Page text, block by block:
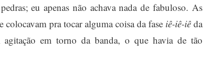
eu apenas não achava nada de fabuloso. As
e colocavam pra tocar alguma coisa da fase iê-iê-iêda
em torno da banda, o que havia de tão